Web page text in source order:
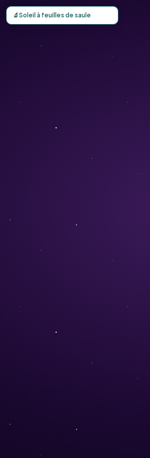
Carte d'observation du Soleil à
🔬Soleil à feuilles de saule